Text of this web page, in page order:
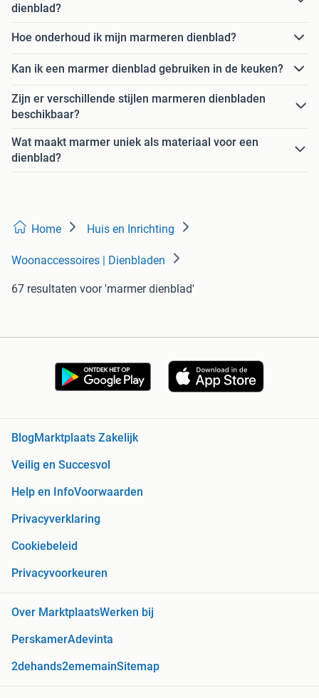
dienblad?
Hoe onderhoud ik mijn marmeren dienblad?
Kan ik een marmer dienblad gebruiken in de keuken?
Zijn er verschillende stijlen marmeren dienbladen
beschikbaar?
Wat maakt marmer uniek als materiaal voor een
dienblad?
Home Huis en Inrichting
Woonaccessoires | Dienbladen
67 resultaten voor 'marmer dienblad'
BlogMarktplaats Zakelijk
Veilig en Succesvol
Help en InfoVoorwaarden
Privacyverklaring
Cookiebeleid
Privacyvoorkeuren
Over MarktplaatsWerken bij
PerskamerAdevinta
2dehands2ememainSitemap